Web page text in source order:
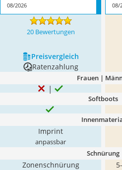
08/2026
08/
20 Bewertungen
Preis­vergleich
Ratenzahlung
Frauen |
Softboots
Imprint
anpassbar
Schnürung
Zonenschnürung